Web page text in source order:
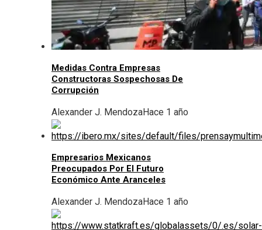
Medidas Contra Empresas
Constructoras Sospechosas De
Corrupción
Alexander J. MendozaHace 1 año
Empresarios Mexicanos
Preocupados Por El Futuro
Económico Ante Aranceles
Alexander J. MendozaHace 1 año